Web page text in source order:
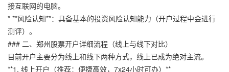
接互联网的电脑。
* **风险认知**：具备基本的投资风险认知能力（开户过程中会进行
测评）。
### 二、郑州股票开户详细流程（线上与线下对比）
目前开户主要分为线上和线下两种方式，线上已成为绝对主流。
**1. 线上开户（推荐：便捷高效，7x24小时可办）**